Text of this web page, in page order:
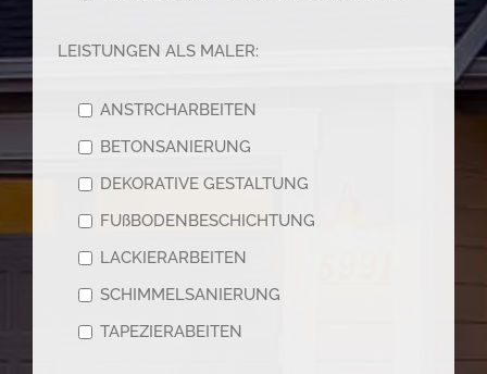
LEISTUNGEN ALS MALER:
ANSTRCHARBEITEN
BETONSANIERUNG
DEKORATIVE GESTALTUNG
FUßBODENBESCHICHTUNG
LACKIERARBEITEN
SCHIMMELSANIERUNG
TAPEZIERABEITEN